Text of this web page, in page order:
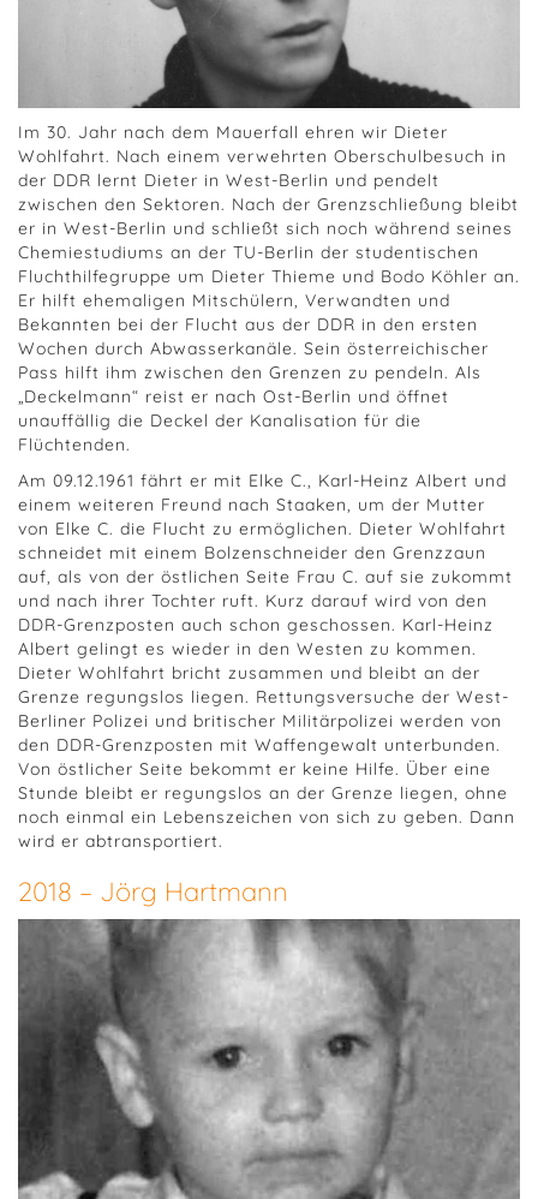
Im 30. Jahr nach dem Mauerfall ehren wir Dieter
Wohlfahrt. Nach einem verwehrten Oberschulbesuch in
der DDR lernt Dieter in West-Berlin und pendelt
zwischen den Sektoren. Nach der Grenzschließung bleibt
er in West-Berlin und schließt sich noch während seines
Chemiestudiums an der TU-Berlin der studentischen
Fluchthilfegruppe um Dieter Thieme und Bodo Köhler an.
Er hilft ehemaligen Mitschülern, Verwandten und
Bekannten bei der Flucht aus der DDR in den ersten
Wochen durch Abwasserkanäle. Sein österreichischer
Pass hilft ihm zwischen den Grenzen zu pendeln. Als
„Deckelmann“ reist er nach Ost-Berlin und öffnet
unauffällig die Deckel der Kanalisation für die
Flüchtenden.
Am 09.12.1961 fährt er mit Elke C., Karl-Heinz Albert und
einem weiteren Freund nach Staaken, um der Mutter
von Elke C. die Flucht zu ermöglichen. Dieter Wohlfahrt
schneidet mit einem Bolzenschneider den Grenzzaun
auf, als von der östlichen Seite Frau C. auf sie zukommt
und nach ihrer Tochter ruft. Kurz darauf wird von den
DDR-Grenzposten auch schon geschossen. Karl-Heinz
Albert gelingt es wieder in den Westen zu kommen.
Dieter Wohlfahrt bricht zusammen und bleibt an der
Grenze regungslos liegen. Rettungsversuche der West-
Berliner Polizei und britischer Militärpolizei werden von
den DDR-Grenzposten mit Waffengewalt unterbunden.
Von östlicher Seite bekommt er keine Hilfe. Über eine
Stunde bleibt er regungslos an der Grenze liegen, ohne
noch einmal ein Lebenszeichen von sich zu geben. Dann
wird er abtransportiert.
2018 – Jörg Hartmann